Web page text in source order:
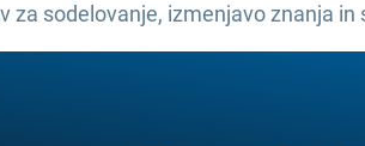
za sodelovanje, izmenjavo znanja